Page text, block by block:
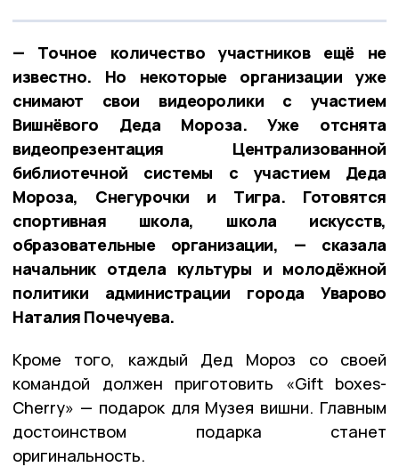
— Точное количество участников ещё не
известно. Но некоторые организации уже
снимают свои видеоролики с участием
Вишнёвого Деда Мороза. Уже отснята
видеопрезентация Централизованной
библиотечной системы с участием Деда
Мороза, Снегурочки и Тигра. Готовятся
спортивная школа, школа искусств,
образовательные организации, — сказала
начальник отдела культуры и молодёжной
политики администрации города Уварово
Наталия Почечуева.
Кроме того, каждый Дед Мороз со своей
командой должен приготовить «Gift boxes-
Cherry» — подарок для Музея вишни. Главным
достоинством подарка станет
оригинальность.